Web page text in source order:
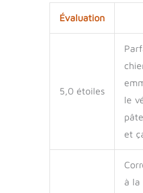
Évaluation
5,0 étoiles
le
et
à la